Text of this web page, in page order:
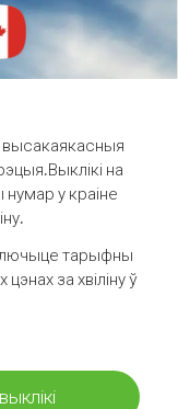
Выклікі на
у краіне
тарыфны
за хвіліну ў